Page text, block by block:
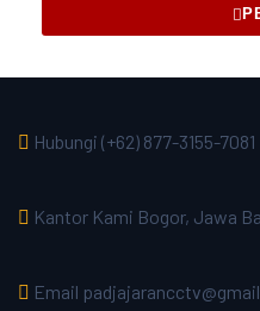
Hubungi (+62) 877-3155-7081
Kantor Kami Bogor, Jawa
Email